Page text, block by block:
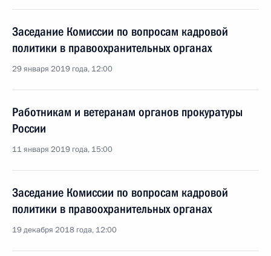
Заседание Комиссии по вопросам кадровой
политики в правоохранительных органах
29 января 2019 года, 12:00
Работникам и ветеранам органов прокуратуры
России
11 января 2019 года, 15:00
Заседание Комиссии по вопросам кадровой
политики в правоохранительных органах
19 декабря 2018 года, 12:00